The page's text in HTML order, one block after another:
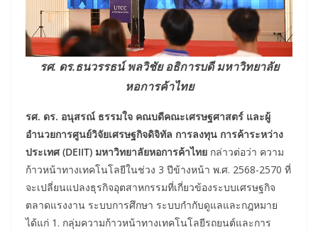
รศ. ดร.ธนวรรธน์ พลวิชัย อธิการบดี มหาวิทยาลัย
หอการค้าไทย
รศ. ดร. อนุสรณ์ ธรรมใจ คณบดีคณะเศรษฐศาสตร์ และผู้
อำนวยการศูนย์วิจัยเศรษฐกิจดิจิทัล การลงทุน การค้าระหว่าง
ประเทศ (DEIIT) มหาวิทยาลัยหอการค้าไทย กล่าวต่อว่า ความ
ก้าวหน้าทางเทคโนโลยีในช่วง 3 ปีข้างหน้า พ.ศ. 2568-2570 ที่
จะเปลี่ยนแปลงธุรกิจอุตสาหกรรมที่เกี่ยวข้องระบบเศรษฐกิจ
ตลาดแรงงาน ระบบการศึกษา ระบบกำกับดูแลและกฎหมาย
ได้แก่ 1. กลุ่มความก้าวหน้าทางเทคโนโลยีรถยนต์และการ